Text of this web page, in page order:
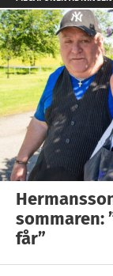
sommaren:
får”